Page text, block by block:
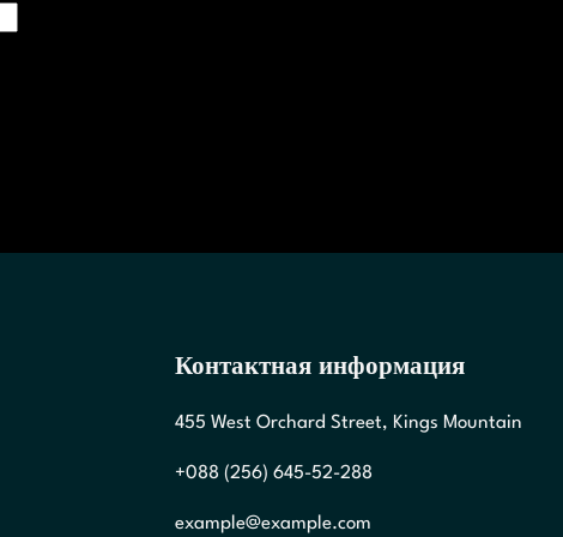
Контактная информация
455 West Orchard Street, Kings Mountain
+088 (256) 645-52-288
example@example.com